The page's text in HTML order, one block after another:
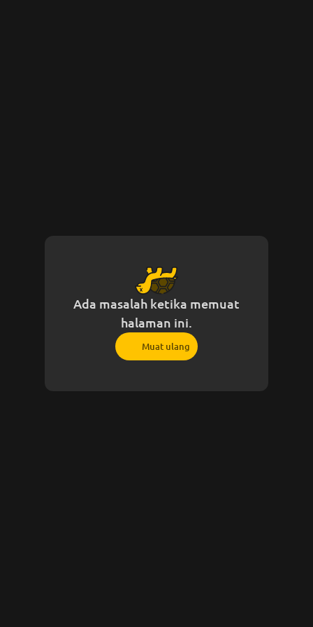
Ada masalah ketika memuat
halaman ini.
Muat ulang